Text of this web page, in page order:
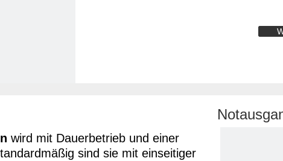
wird mit Dauerbetrieb und einer
sind sie mit einseitiger